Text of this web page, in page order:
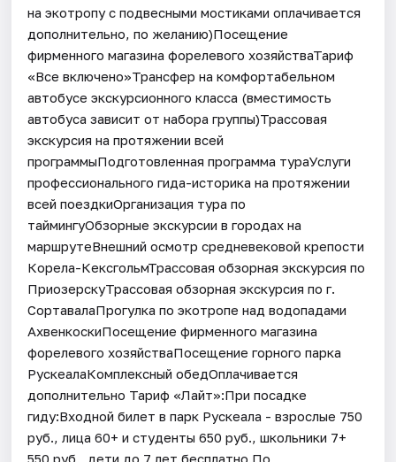
на экотропу с подвесными мостиками оплачивается
дополнительно, по желанию)Посещение
фирменного магазина форелевого хозяйстваТариф
«Все включено»Трансфер на комфортабельном
автобусе экскурсионного класса (вместимость
автобуса зависит от набора группы)Трассовая
экскурсия на протяжении всей
программыПодготовленная программа тураУслуги
профессионального гида-историка на протяжении
всей поездкиОрганизация тура по
таймингуОбзорные экскурсии в городах на
маршрутеВнешний осмотр средневековой крепости
Корела-КексгольмТрассовая обзорная экскурсия по
ПриозерскуТрассовая обзорная экскурсия по г.
СортавалаПрогулка по экотропе над водопадами
АхвенкоскиПосещение фирменного магазина
форелевого хозяйстваПосещение горного парка
РускеалаКомплексный обедОплачивается
дополнительно Тариф «Лайт»:При посадке
гиду:Входной билет в парк Рускеала - взрослые 750
руб., лица 60+ и студенты 650 руб., школьники 7+
550 руб., дети до 7 лет бесплатно.По